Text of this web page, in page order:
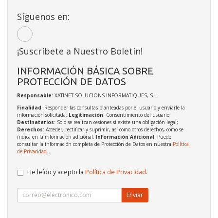
Síguenos en:
¡Suscríbete a Nuestro Boletín!
INFORMACIÓN BÁSICA SOBRE
PROTECCIÓN DE DATOS
Responsable: XATINET SOLUCIONS INFORMATIQUES, S.L.
Finalidad: Responder las consultas planteadas por el usuario y enviarle la
información solicitada; Legitimación: Consentimiento del usuario;
Destinatarios: Solo se realizan cesiones si existe una obligación legal;
Derechos: Acceder, rectificar y suprimir, así como otros derechos, como se
indica en la información adicional; Información Adicional: Puede
consultar la información completa de Protección de Datos en nuestra Política
de Privacidad
He leído y acepto la Política de Privacidad.
Enviar